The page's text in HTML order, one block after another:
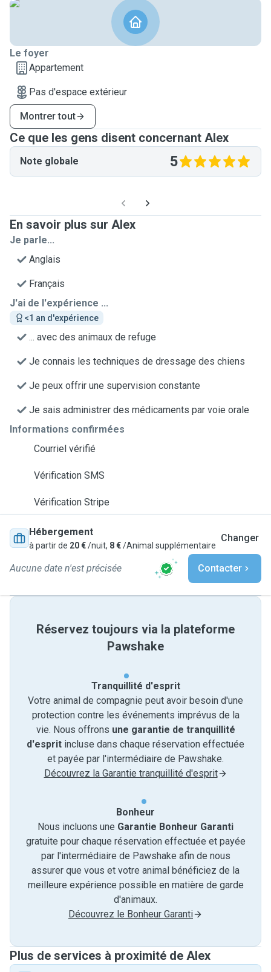
Le foyer
Appartement
Pas d'espace extérieur
Montrer tout
Ce que les gens disent concernant Alex
Note globale 5
En savoir plus sur Alex
Je parle...
Anglais
Français
J'ai de l'expérience ...
<1 an d'expérience
... avec des animaux de refuge
Je connais les techniques de dressage des chiens
Je peux offrir une supervision constante
Je sais administrer des médicaments par voie orale
Informations confirmées
Courriel vérifié
Vérification SMS
Vérification Stripe
Hébergement
à partir de 20 €/nuit, 8 €/Animal supplémentaire
Changer
Aucune date n'est précisée Contacter
Réservez toujours via la plateforme
Pawshake
Tranquillité d'esprit
Votre animal de compagnie peut avoir besoin d'une
protection contre les événements imprévus de la
vie. Nous offrons une garantie de tranquillité
d'esprit incluse dans chaque réservation effectuée
et payée par l'intermédiaire de Pawshake.
Découvrez la Garantie tranquillité d'esprit
Bonheur
Nous incluons une Garantie Bonheur Garanti
gratuite pour chaque réservation effectuée et payée
par l'intermédiaire de Pawshake afin de nous
assurer que vous et votre animal bénéficiez de la
meilleure expérience possible en matière de garde
d'animaux.
Découvrez le Bonheur Garanti
Plus de services à proximité de Alex